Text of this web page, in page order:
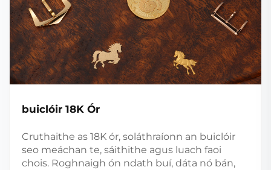
buiclóir 18K Ór
Cruthaithe as 18K ór, soláthraíonn an buiclóir
seo meáchan te, sáithithe agus luach faoi
chois. Roghnaigh ón ndath buí, dáta nó bán,